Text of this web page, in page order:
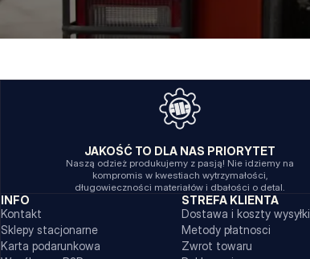
JAKOŚĆ TO DLA NAS PRIORYTET
Naszą odzież produkujemy z pasją! Nie idziemy na
kompromis w kwestiach wytrzymałości,
długowieczności materiałów i dbałości o detal.
INFO
Kontakt
Sklepy stacjonarne
Karta podarunkowa
STREFA KLIENTA
Dostawa i koszty wysyłki
Metody płatnosci
Zwrot towaru